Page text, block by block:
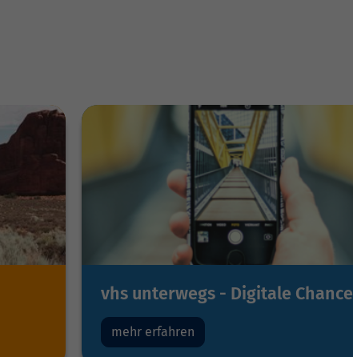
vhs unterwegs - Digitale Chance
mehr erfahren